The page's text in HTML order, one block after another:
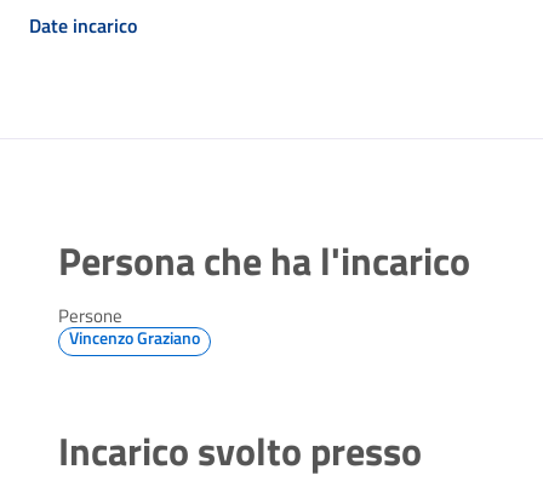
Date incarico
Persona che ha l'incarico
Persone
Vincenzo Graziano
Incarico svolto presso